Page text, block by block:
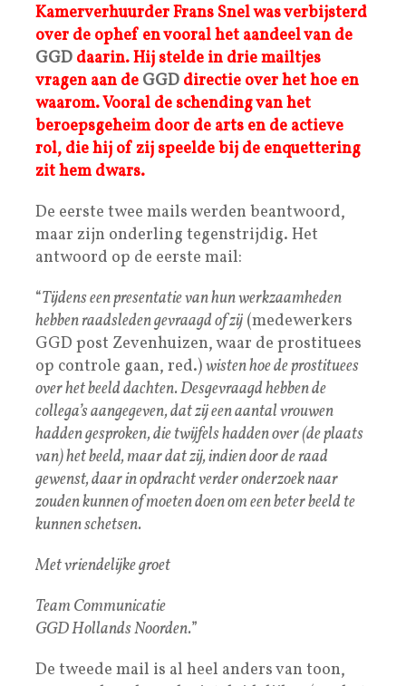
Kamerverhuurder Frans Snel was verbijsterd
over de ophef en vooral het aandeel van de
GGD daarin. Hij stelde in drie mailtjes
vragen aan de GGD directie over het hoe en
waarom. Vooral de schending van het
beroepsgeheim door de arts en de actieve
rol, die hij of zij speelde bij de enquettering
zit hem dwars.
De eerste twee mails werden beantwoord,
maar zijn onderling tegenstrijdig. Het
antwoord op de eerste mail:
“Tijdens een presentatie van hun werkzaamheden
hebben raadsleden gevraagd of zij (medewerkers
GGD post Zevenhuizen, waar de prostituees
op controle gaan, red.)wisten hoe de prostituees
over het beeld dachten. Desgevraagd hebben de
collega’s aangegeven, dat zij een aantal vrouwen
hadden gesproken, die twijfels hadden over (de plaats
van) het beeld, maar dat zij, indien door de raad
gewenst, daar in opdracht verder onderzoek naar
zouden kunnen of moeten doen om een beter beeld te
kunnen schetsen.
Met vriendelijke groet
Team Communicatie
GGD Hollands Noorden.”
De tweede mail is al heel anders van toon,